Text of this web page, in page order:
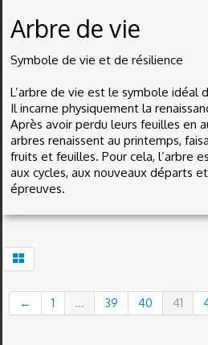
Arbre de vie
Symbole de vie et de résilience
L’arbre de vie est le symbole
Il incarne physiquement la
Après avoir perdu leurs feuilles en
arbres renaissent au printemps,
fruits et feuilles. Pour cela, l’arbre
aux cycles, aux nouveaux départs
épreuves.
← 1 ... 39 40 41